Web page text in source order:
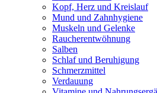
Kopf, Herz und Kreislauf
Mund und Zahnhygiene
Muskeln und Gelenke
Raucherentwöhnung
Salben
Schlaf und Beruhigung
Schmerzmittel
Verdauung